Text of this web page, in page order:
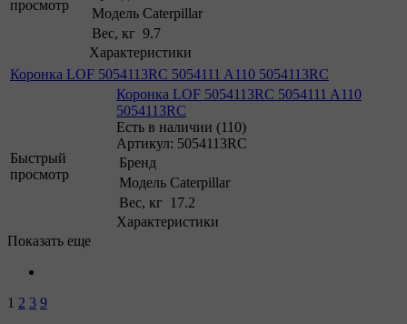
просмотр
Модель Caterpillar
Вес, кг 9.7
Характеристики
Коронка LOF 5054113RC 5054111 A110 5054113RC
Быстрый
просмотр
Коронка LOF 5054113RC 5054111 A110
5054113RC
Есть в наличии (110)
Артикул: 5054113RC
Бренд
Модель Caterpillar
Вес, кг
17.2
Характеристики
Показать еще
1 2 3 9